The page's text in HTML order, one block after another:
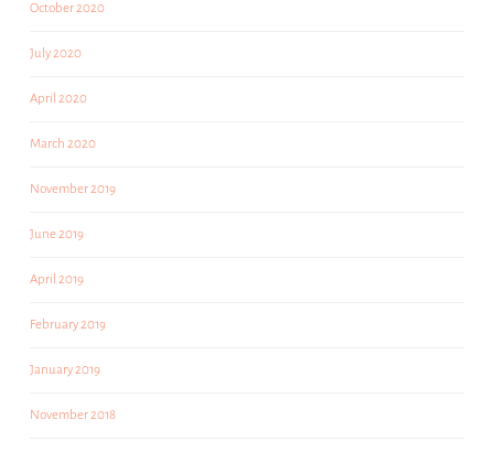
October 2020
July 2020
April 2020
March 2020
November 2019
June 2019
April 2019
February 2019
January 2019
November 2018